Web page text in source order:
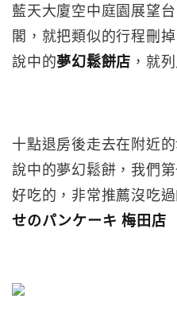
藍天大廈空中庭園展望
閣，就把類似的行程刪
說中的夢幻鬆餅店 ，就
十點退房後走去在附近
說中的夢幻鬆餅，我們
好吃的，非常推薦沒吃
せのパンケーキ 梅田店